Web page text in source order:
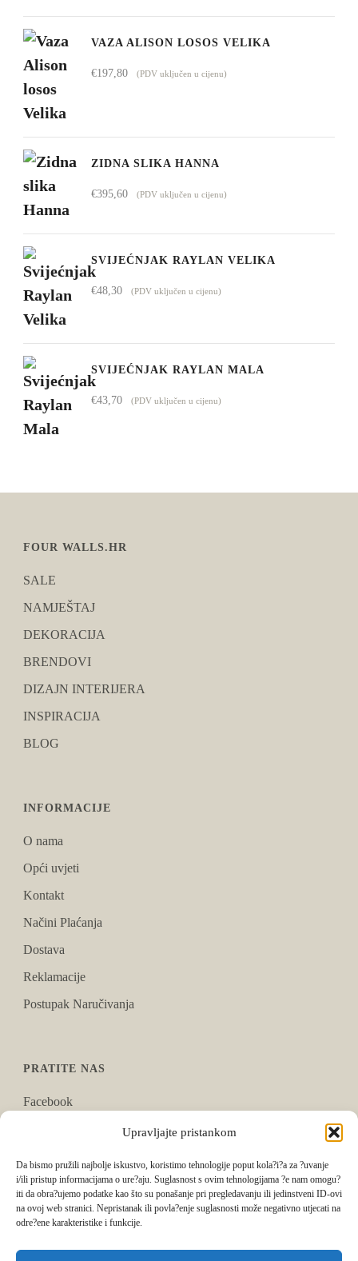
Upravljajte pristankom
Da bismo pružili najbolje iskustvo, koristimo tehnologije poput kola?i?a za ?uvanje
i/ili pristup informacijama o ure?aju. Suglasnost s ovim tehnologijama ?e nam omogu?
iti da obra?ujemo podatke kao što su ponašanje pri pregledavanju ili jedinstveni ID-ovi
na ovoj web stranici. Nepristanak ili povla?enje suglasnosti može negativno utjecati na
odre?ene karakteristike i funkcije.
cijena:
od
VAZA ALISON LOSOS VELIKA
€197,80 (PDV uključen u cijenu)
ZIDNA SLIKA HANNA
€395,60 (PDV uključen u cijenu)
SVIJEĆNJAK RAYLAN VELIKA
€48,30 (PDV uključen u cijenu)
SVIJEĆNJAK RAYLAN MALA
€43,70 (PDV uključen u cijenu)
FOUR WALLS.HR
SALE
NAMJEŠTAJ
DEKORACIJA
BRENDOVI
DIZAJN INTERIJERA
INSPIRACIJA
BLOG
INFORMACIJE
O nama
Opći uvjeti
Kontakt
Načini Plaćanja
Dostava
Reklamacije
Postupak Naručivanja
PRATITE NAS
Facebook